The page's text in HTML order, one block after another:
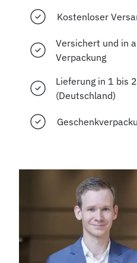
Kostenloser
Versichert und in
Verpackung
Lieferung in 1 bis
(Deutschland)